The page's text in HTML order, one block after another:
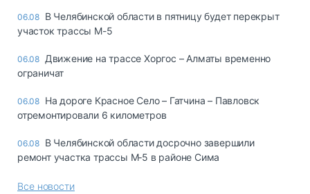
06.08 В Челябинской области в пятницу будет перекрыт
участок трассы М-5
06.08 Движение на трассе Хоргос – Алматы временно
ограничат
06.08 На дороге Красное Село – Гатчина – Павловск
отремонтировали 6 километров
06.08 В Челябинской области досрочно завершили
ремонт участка трассы М‑5 в районе Сима
Все новости